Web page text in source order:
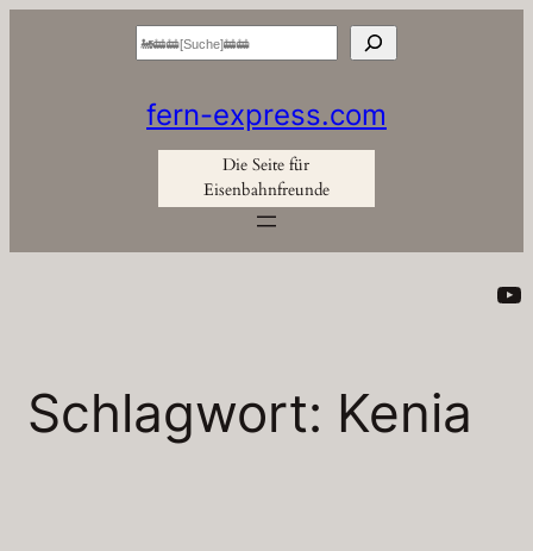
Suchen
fern-express.com
Die Seite für
Eisenbahnfreunde
Schlagwort: Kenia